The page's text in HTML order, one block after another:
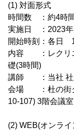
(1) 対面形式
時間数 ：約4時
実施日 ：2023年
開始時刻：各日
内容 ：レクリエ
礎(3時間)
講師 ：当社 社
会場 ：杜の街グ
10-107) 3階会議室
(2) WEB(オンラ